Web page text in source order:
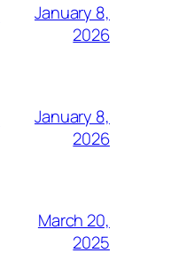
January 8,
2026
January 8,
2026
March 20,
2025